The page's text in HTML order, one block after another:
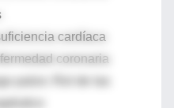
cardíaca
coronaria
palzo: Rol de las